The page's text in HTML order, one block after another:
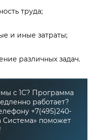
труда;
и иные затраты;
различных задач.
с 1С? Программа
работает?
+7(495)240-
Система» поможет